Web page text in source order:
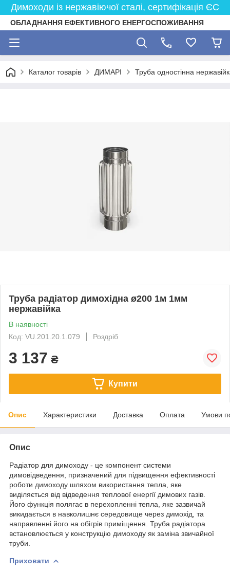
Димоходи із нержавіючої сталі, сертифікація ЄС
ОБЛАДНАННЯ ЕФЕКТИВНОГО ЕНЕРГОСПОЖИВАННЯ
Каталог товарів ДИМАРІ Труба одностінна
Труба радіатор димохідна ø200 1м 1мм
нержавійка
В наявності
Код: VU.201.20.1.079
Роздріб
3 137 ₴
Купити
Опис Характеристики Доставка Оплата Умови
Опис
Радіатор для димоходу - це компонент системи
димовідведення, призначений для підвищення ефективності
роботи димоходу шляхом використання тепла, яке
виділяється від відведення теплової енергії димових газів.
Його функція полягає в перехопленні тепла, яке зазвичай
викидається в навколишнє середовище через димохід, та
направленні його на обігрів приміщення. Труба радіатора
встановлюється у конструкцію димоходу як заміна звичайної
труби.
Приховати